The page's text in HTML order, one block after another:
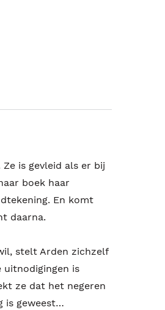
is gevleid als er bij
boek haar
En komt
daarna.
stelt Arden zichzelf
uitnodigingen is
ze dat het negeren
is geweest…